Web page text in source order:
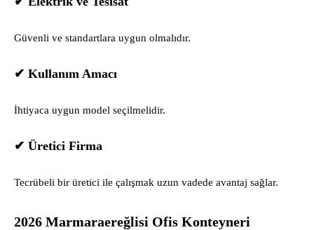
Güvenli ve standartlara uygun olmalıdır.
✔ Kullanım Amacı
İhtiyaca uygun model seçilmelidir.
✔ Üretici Firma
Tecrübeli bir üretici ile çalışmak uzun vadede avantaj sağlar.
2026 Marmaraereğlisi Ofis Konteyneri